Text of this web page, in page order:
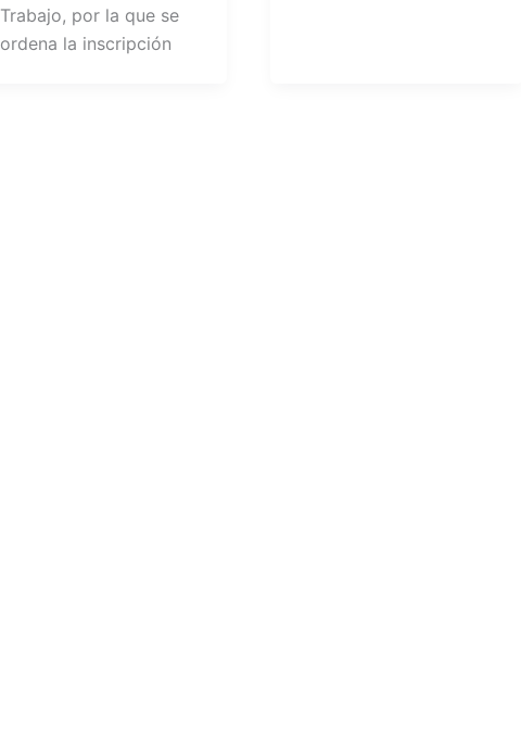
Trabajo, por la que se
ordena la inscripción